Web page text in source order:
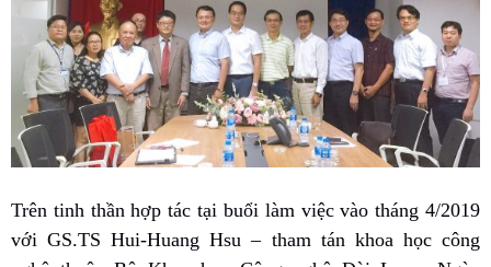
Trên tinh thần hợp tác tại buổi làm việc vào tháng 4/2019
với GS.TS Hui-Huang Hsu – tham tán khoa học công